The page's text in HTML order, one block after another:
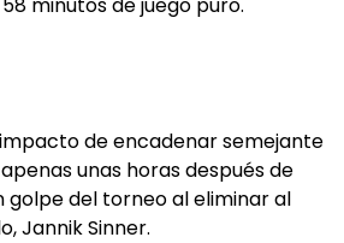
de encadenar semejante
unas horas después de
golpe del torneo al eliminar al
Jannik Sinner.